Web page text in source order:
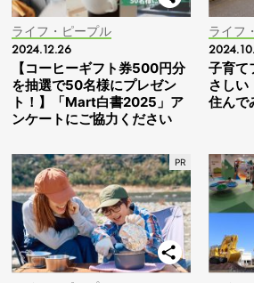
ライフ・ピープル
2024.12.26
【コーヒーギフト券500円分
を抽選で50名様にプレゼン
ト！】「Mart白書2025」ア
ンケートにご協力ください
ライフ
子育て
さしい
住んで